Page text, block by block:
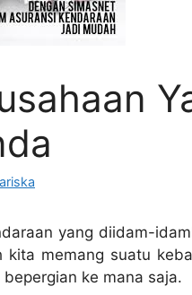
yang diidam-
memang suatu
ke mana saja.